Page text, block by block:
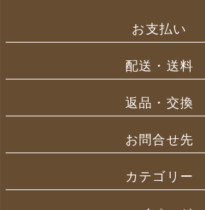
お支払い
配送・送料
返品・交換
お問合せ先
カテゴリー